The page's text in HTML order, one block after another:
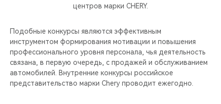
НОВИНКИ
CHERY CONNECT
ЛЮДИ CHERY
CHERY REMOTE
центров марки CHERY.
Подобные конкурсы являются эффективным
инструментом формирования мотивации и повышения
профессионального уровня персонала, чья деятельность
связана, в первую очередь, с продажей и обслуживанием
автомобилей. Внутренние конкурсы российское
представительство марки Chery проводит ежегодно.